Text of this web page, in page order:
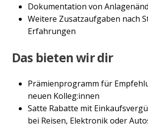
Dokumentation von
Weitere Zusatzaufgaben nach
Erfahrungen
Das bieten wir dir
Prämienprogramm für
neuen Kolleg:innen
Satte Rabatte mit
bei Reisen, Elektronik oder